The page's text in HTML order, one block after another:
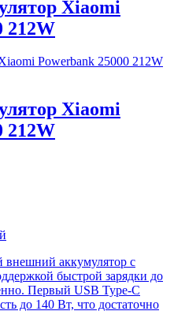
Xiaomi
212W
Xiaomi
212W
внешний аккумулятор с
быстрой зарядки до
Первый USB Type-C
до 140 Вт, что достаточно